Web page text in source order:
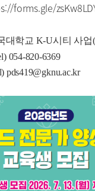
forms.gle/
대학교 K-U시티 사업
820-6369